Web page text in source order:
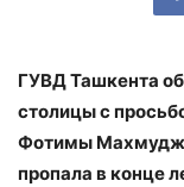
ГУВД Ташкента
столицы с
Фотимы
пропала в конце